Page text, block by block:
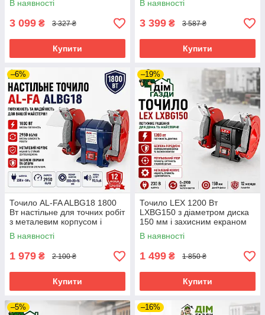
В наявності
3 099 ₴ 3 327 ₴
Купити
В наявності
3 399 ₴ 3 587 ₴
Купити
–6%
Точило AL-FA ALBG18 1800
Вт настільне для точних робіт
з металевим корпусом і
екранами
В наявності
1 979 ₴ 2 100 ₴
Купити
–19%
Точило LEX 1200 Вт
LXBG150 з діаметром диска
150 мм і захисним екраном
В наявності
1 499 ₴ 1 850 ₴
Купити
–5% –16%